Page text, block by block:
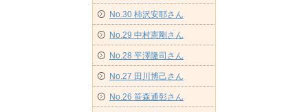
No.30 柿沢安耶さん
No.29 中村憲剛さん
No.28 平澤隆司さん
No.27 田川博己さん
No.26 笹森通彰さん